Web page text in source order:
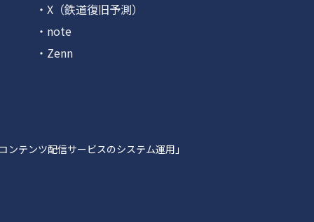
・X（鉄道復旧予測）
・note
・Zenn
テンツ配信サービスのシステム運用」